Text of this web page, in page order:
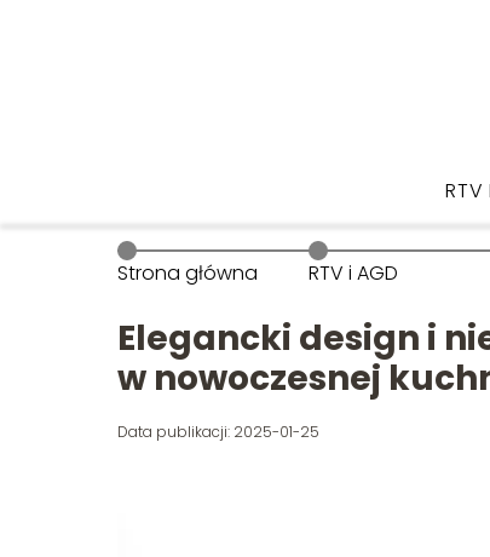
RTV
Strona główna RTV i AGD
Elegancki design i
w nowoczesnej
Data publikacji: 2025-01-25